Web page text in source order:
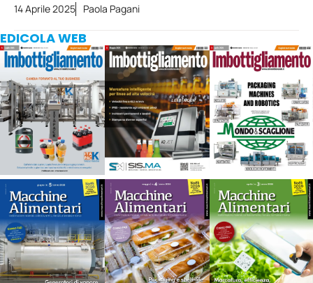
14 Aprile 2025
Paola Pagani
EDICOLA WEB